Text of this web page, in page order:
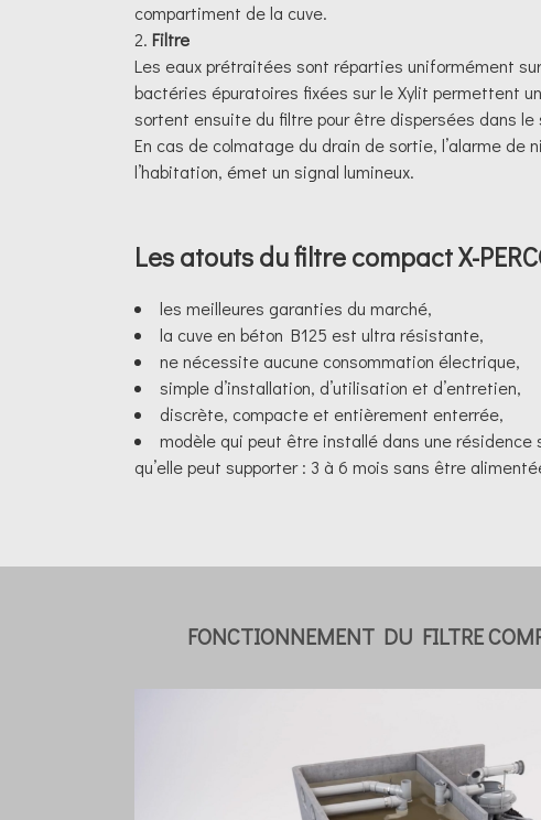
compartiment de la cuve.
Filtre
Les eaux prétraitées sont réparties uniformément
bactéries épuratoires fixées sur le Xylit permettent
sortent ensuite du filtre pour être dispersées dans le
En cas de colmatage du drain de sortie, l’alarme de
l’habitation, émet un signal lumineux.
Les atouts du filtre compact X-
les meilleures garanties du marché,
la cuve en béton B125 est ultra résistante,
ne nécessite aucune consommation électrique,
simple d’installation, d’utilisation et d’entretien,
discrète, compacte et entièrement enterrée,
modèle qui peut être installé dans une
qu’elle peut supporter : 3 à 6 mois sans être
FONCTIONNEMENT DU FILTRE